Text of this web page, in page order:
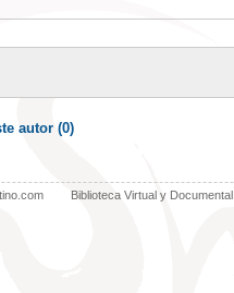
autor (0)
Biblioteca Virtual y Documental